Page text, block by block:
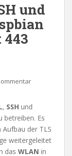
und
, SSH und
betreiben. Es
der TLS
weitergeleitet
das WLAN in